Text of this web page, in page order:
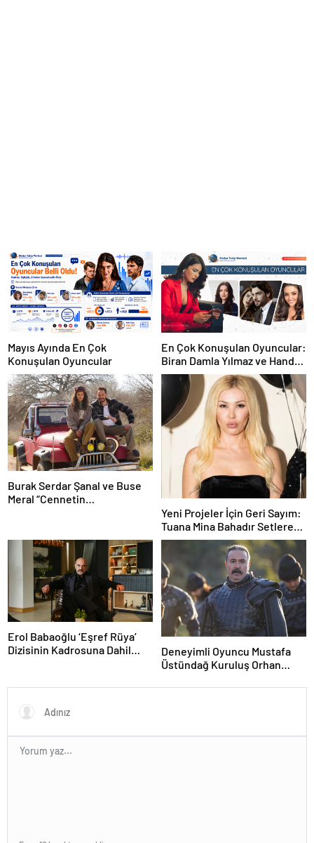
Mayıs Ayında En Çok
Konuşulan Oyuncular
En Çok Konuşulan Oyuncular:
Biran Damla Yılmaz ve Hande
Erçel
Burak Serdar Şanal ve Buse
Meral “Cennetin
Yeni Projeler İçin Geri Sayım:
Tuana Mina Bahadır Setlere
Hazırlanıyor
Erol Babaoğlu ‘Eşref Rüya’
Dizisinin Kadrosuna Dahil
Deneyimli Oyuncu Mustafa
Üstündağ Kuruluş Orhan